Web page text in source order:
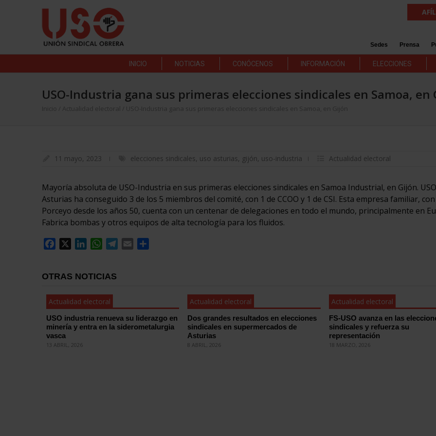
Sedes Prensa
INICIO NOTICIAS CONÓCENOS INFORMACIÓN ELECCIONES
USO-Industria gana sus primeras elecciones sindicales en Samoa, en
Inicio Actualidad electoral USO-Industria gana sus primeras elecciones sindicales en Samoa, en Gijón
11 mayo, 2023 elecciones sindicales, uso asturias, gijón, uso-industria Actualidad electoral
Mayoría absoluta de USO-Industria en sus primeras elecciones sindicales en Samoa Industrial, en Gijón.
Asturias ha conseguido 3 de los 5 miembros del comité, con 1 de CCOO y 1 de CSI. Esta empresa familiar,
Porceyo desde los años 50, cuenta con un centenar de delegaciones en todo el mundo, principalmente en
Fabrica bombas y otros equipos de alta tecnología para los fluidos.
Facebook
LinkedInWhatsApp
Telegram
Email
OTRAS NOTICIAS
Actualidad electoral
USO industria renueva su liderazgo en
minería y entra en la siderometalurgia
vasca
13 ABRIL, 2026
Actualidad electoral
Dos grandes resultados en elecciones
sindicales en supermercados de
Asturias
8 ABRIL, 2026
Actualidad electoral
FS-USO avanza en las
sindicales y refuerza su
representación
18 MARZO, 2026